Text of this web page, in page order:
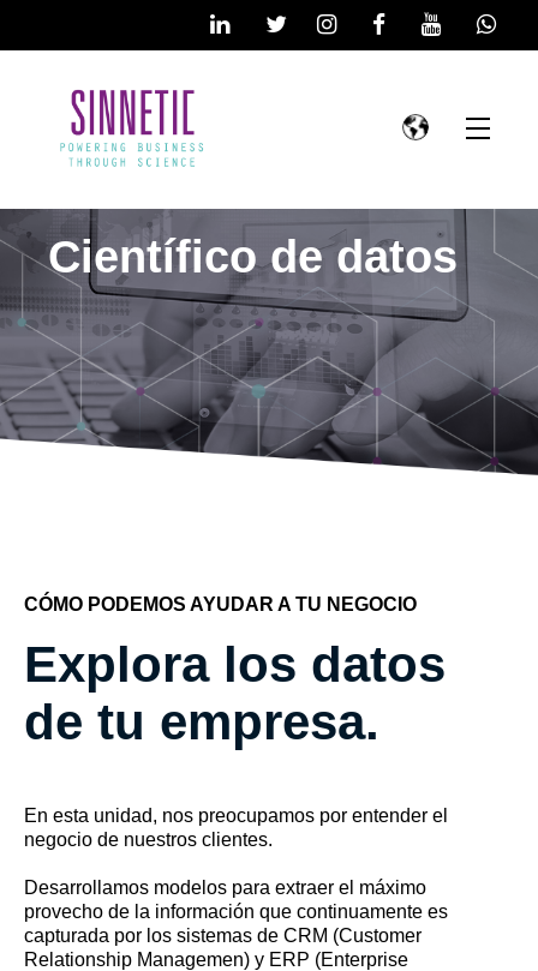
Científico de datos
CÓMO PODEMOS AYUDAR A TU NEGOCIO
Explora los datos
de tu empresa.
En esta unidad, nos preocupamos por entender el
negocio de nuestros clientes.
Desarrollamos modelos para extraer el máximo
provecho de la información que continuamente es
capturada por los sistemas de CRM (Customer
Relationship Managemen) y ERP (Enterprise